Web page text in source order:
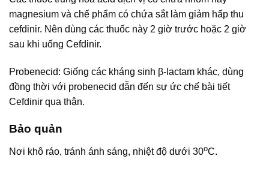
magnesium và chế phẩm có chứa sắt làm giảm hấp thu
cefdinir. Nên dùng các thuốc này 2 giờ trước hoặc 2 giờ
sau khi uống Cefdinir.
Probenecid: Giống các kháng sinh β-lactam khác, dùng
đồng thời với probenecid dẫn đến sự ức chế bài tiết
Cefdinir qua thận.
Bảo quản
Nơi khô ráo, tránh ánh sáng, nhiệt độ dưới 30oC.